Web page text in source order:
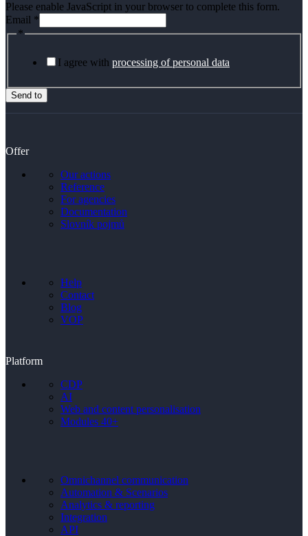
Please enable JavaScript in your browser to complete this form.
Email *
*
I agree with processing of personal data
Send to
Offer
Our actions
Reference
For agencies
Documentation
Slovník pojmů
Help
Contact
Blog
VOP
Platform
CDP
AI
Web and content personalisation
Modules 40+
Omnichannel communication
Automation & Scenarios
Analytics & reporting
Integration
API